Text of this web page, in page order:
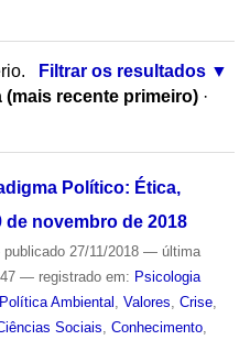
Filtrar os resultados
(mais recente primeiro) ·
Político: Ética,
de novembro de 2018
publicado27/11/2018 — última
— registrado em: Psicologia
Ambiental Valores Crise,
Sociais Conhecimento,